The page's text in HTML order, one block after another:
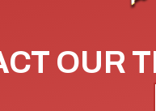
OUR